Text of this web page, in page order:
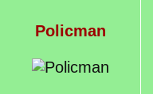
Policman